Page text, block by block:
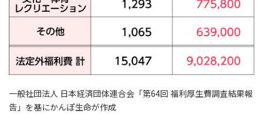
一般社団法人 日本経済団体連合会「第64回 福利厚生費調査結果報
告」を基にかんぽ生命が作成